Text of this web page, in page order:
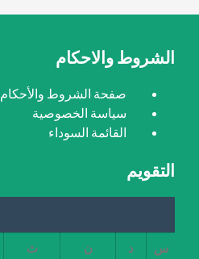
الشروط والاحكام
صفحة الشروط والأحكام
سياسة الخصوصية
القائمة السوداء
التقويم
س د ن ث